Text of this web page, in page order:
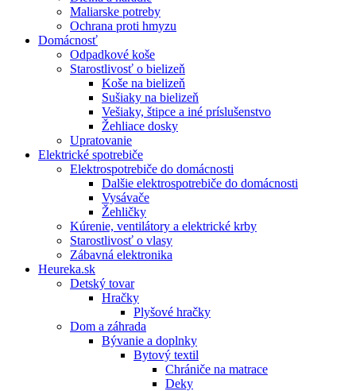
Maliarske potreby
Ochrana proti hmyzu
Domácnosť
Odpadkové koše
Starostlivosť o bielizeň
Koše na bielizeň
Sušiaky na bielizeň
Vešiaky, štipce a iné príslušenstvo
Žehliace dosky
Upratovanie
Elektrické spotrebiče
Elektrospotrebiče do domácnosti
Dalšie elektrospotrebiče do domácnosti
Vysávače
Žehličky
Kúrenie, ventilátory a elektrické krby
Starostlivosť o vlasy
Zábavná elektronika
Heureka.sk
Detský tovar
Hračky
Plyšové hračky
Dom a záhrada
Bývanie a doplnky
Bytový textil
Chrániče na matrace
Deky